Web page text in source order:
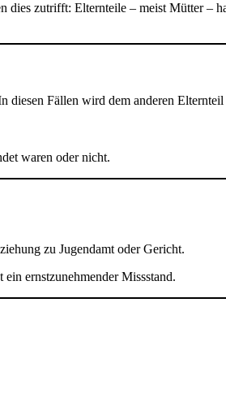
dies zutrifft: Elternteile – meist Mütter –
diesen Fällen wird dem anderen
waren oder nicht.
zu Jugendamt oder Gericht.
ernstzunehmender Missstand.